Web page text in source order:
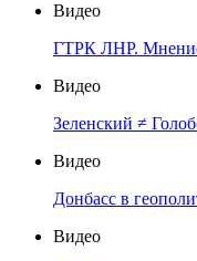
Видео
ГТРК ЛНР.
Видео
Зеленский ≠
Видео
Донбасс в
Видео